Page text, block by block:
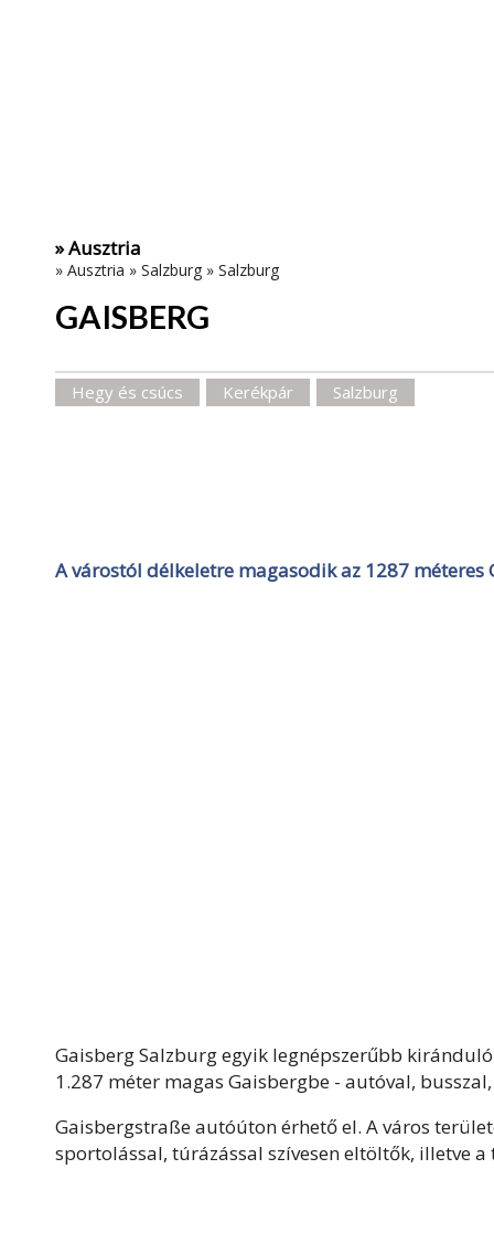
» Ausztria
» Ausztria » Salzburg » Salzburg
GAISBERG
Hegy és csúcs Kerékpár Salzburg
A várostól délkeletre magasodik az 1287 méteres
Gaisberg Salzburg egyik legnépszerűbb
1.287 méter magas Gaisbergbe - autóval,
Gaisbergstraße autóúton érhető el. A város
sportolással, túrázással szívesen eltöltők, illetve